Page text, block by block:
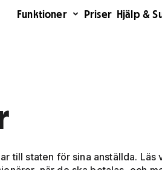
Funktioner Priser Hjälp &
till staten för sina anställda. Läs